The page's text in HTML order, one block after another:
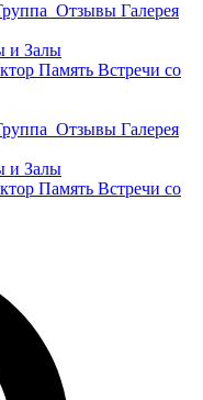
Отзывы Галерея
и Залы
Память Встречи со
Отзывы Галерея
и Залы
Память Встречи со